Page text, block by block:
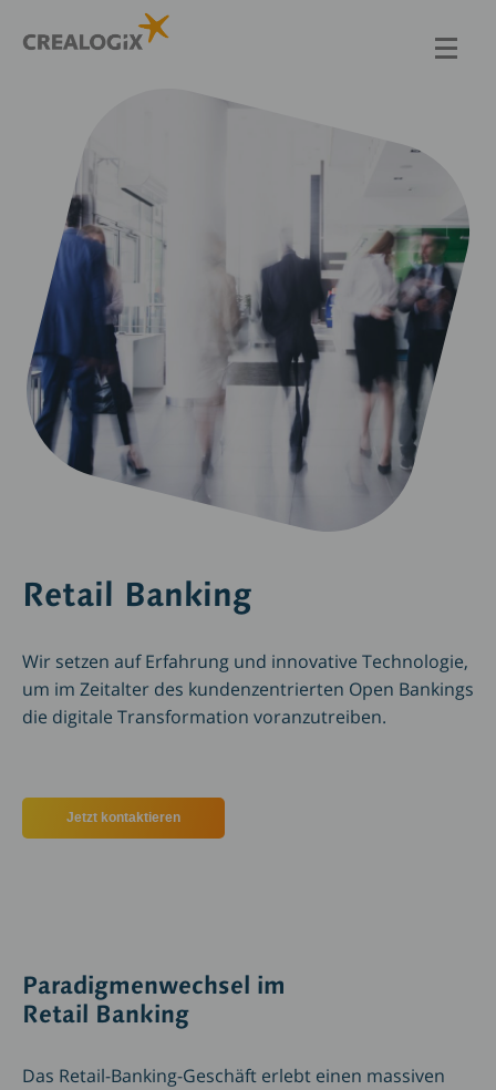
zum
Retail Banking
Wir setzen auf Erfahrung und innovative Technologie,
um im Zeitalter des kundenzentrierten Open Bankings
die digitale Transformation voranzutreiben.
Jetzt kontaktieren
Paradigmenwechsel im
Retail Banking
Das Retail-Banking-Geschäft erlebt einen massiven